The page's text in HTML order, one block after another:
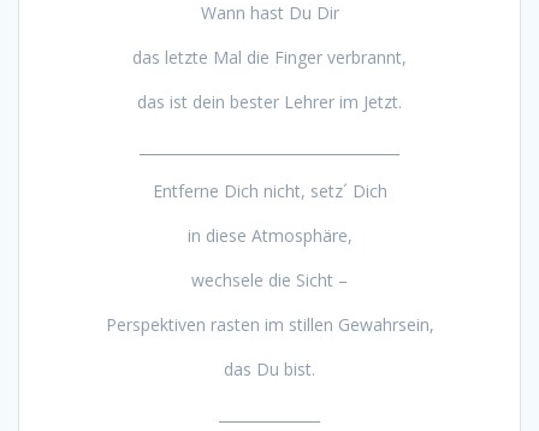
Wann hast Du Dir
das letzte Mal die Finger verbrannt,
das ist dein bester Lehrer im Jetzt.
Entferne Dich nicht, setz´ Dich
in diese Atmosphäre,
wechsele die Sicht –
Perspektiven rasten im stillen Gewahrsein,
das Du bist.